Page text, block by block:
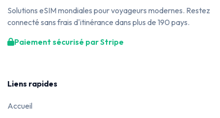
Solutions eSIM mondiales pour voyageurs modernes. Restez
connecté sans frais d'itinérance dans plus de 190 pays.
Paiement sécurisé par Stripe
Liens rapides
Accueil